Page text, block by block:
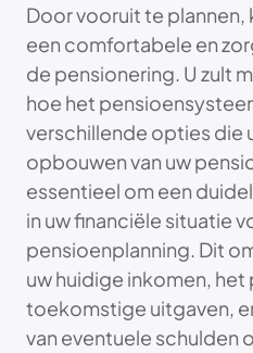
Door vooruit te plannen,
een comfortabele en
de pensionering. U zult
hoe het
verschillende opties die
opbouwen van uw
essentieel om een
in uw financiële situatie
pensioenplanning. Dit
uw huidige inkomen,
toekomstige uitgaven,
van eventuele schulden